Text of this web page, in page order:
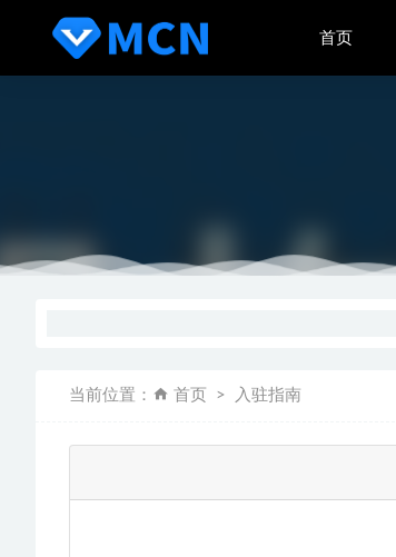
首页
当前位置： 首页 入驻指南